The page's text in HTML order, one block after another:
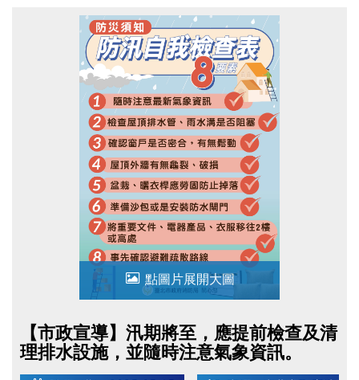
點圖片展開大圖
【市政宣導】汛期將至，應提前檢查及清
理排水設施，並隨時注意氣象資訊。